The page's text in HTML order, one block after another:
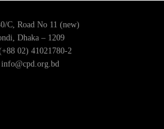
C, Road No 11 (new)
Dhaka – 1209
02) 41021780-2